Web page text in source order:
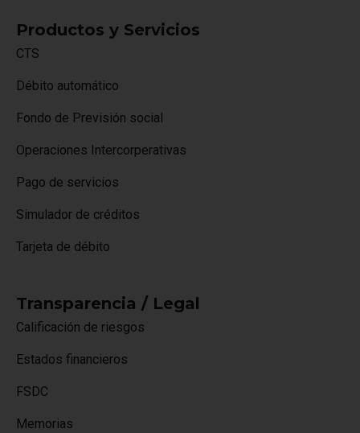
Productos y Servicios
CTS
Débito automático
Fondo de Previsión social
Operaciones Intercorperativas
Pago de servicios
Simulador de créditos
Tarjeta de débito
Transparencia / Legal
Calificación de riesgos
Estados financieros
FSDC
Memorias